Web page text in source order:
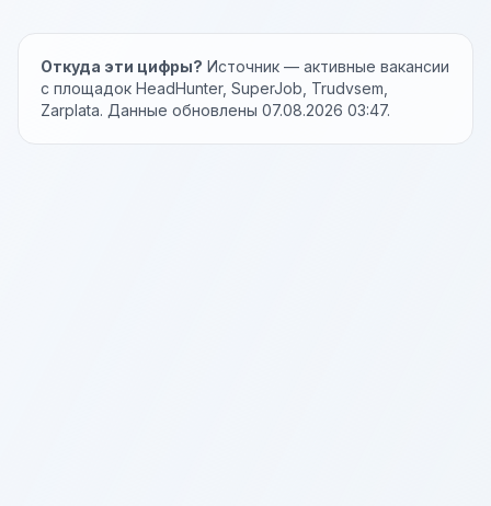
Откуда эти цифры? Источник — активные вакансии
с площадок HeadHunter, SuperJob, Trudvsem,
Zarplata. Данные обновлены 07.08.2026 03:47.